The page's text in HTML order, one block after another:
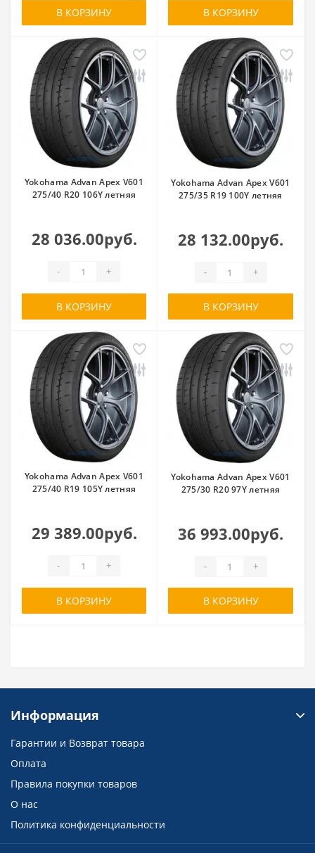
В КОРЗИНУ В КОРЗИНУ
Yokohama Advan Apex V601
275/40 R20 106Y летняя
28 036.00руб.
- +
В КОРЗИНУ
Yokohama Advan Apex V601
275/35 R19 100Y летняя
28 132.00руб.
- +
В КОРЗИНУ
Yokohama Advan Apex V601
275/40 R19 105Y летняя
29 389.00руб.
- +
В КОРЗИНУ
Yokohama Advan Apex V601
275/30 R20 97Y летняя
36 993.00руб.
- +
В КОРЗИНУ
Информация
Гарантии и Возврат товара
Оплата
Правила покупки товаров
О нас
Политика конфиденциальности